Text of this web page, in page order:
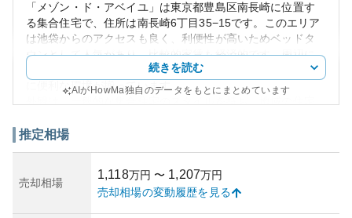
「メゾン・ド・アベイユ」は東京都豊島区南長崎に位置す
る集合住宅で、住所は南長崎6丁目35−15です。このエリア
は池袋からのアクセスも良く、利便性が高いためベッドタ
ウンとして人気があり、比較的家賃も経済的です。周辺に
は、東長崎駅近くに商店街が広がり、日常の買い物や外食
に便利な環境が揃っています。
便性の高さと比較的安価な家賃が資産性にプラスの影響を
る加齢による劣化や地震などの自然災害の影響です。ただ
し、具体的な築年数や管理状況に関する詳細が必要です
が、一般的には定期的なメンテナンスが重要となります。
続きを読む
AIがHowMa独自のデータをもとにまとめています
推定相場
売却相場
1,118万円 〜 1,207万円
売却相場の変動履歴を見る